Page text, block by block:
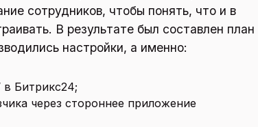
сотрудников, чтобы понять, что и в
В результате был составлен план
настройки, а именно:
в Битрикс24;
через стороннее приложение